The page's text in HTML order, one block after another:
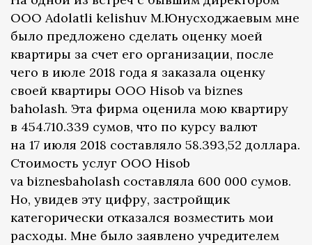
ООО Adolatli kelishuv М.Юнусходжаевым мне
было предложено сделать оценку моей
квартиры за счет его организации, после
чего в июле 2018 года я заказала оценку
своей квартиры ООО Hisob va biznes
baholash. Эта фирма оценила мою квартиру
в 454.710.339 сумов, что по курсу валют
на 17 июля 2018 составляло 58.393,52 доллара.
Стоимость услуг ООО Hisob
va biznesbaholash составляла 600 000 сумов.
Но, увидев эту цифру, застройщик
категорически отказался возместить мои
расходы. Мне было заявлено учредителем